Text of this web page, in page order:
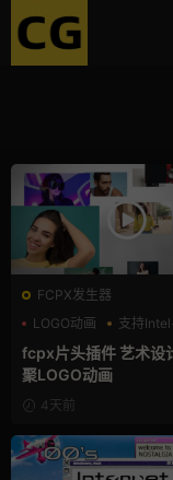
FCPX发生器
LOGO动画
支持
汇聚
fcpx片头插件 艺术设
聚LOGO动画
4天前